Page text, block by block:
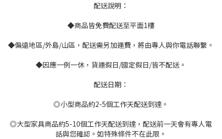
配送說明：
◆商品皆免費配送至平面1樓
◆偏遠地區/外島/山區，配送需另加運費，將由專人與你電話聯繫。
◆因應一例一休，貨運假日/國定假日/皆不配送。
配送日期：
◎小型商品約2-5個工作天配送到達。
◎大型家具商品約5-10個工作天配送到達，配送前一天會有專人電
話與您確認。如特殊條件不在此限。